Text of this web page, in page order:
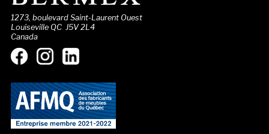
1273, boulevard Saint-Laurent Ouest
Louiseville QC J5V 2L4
Canada